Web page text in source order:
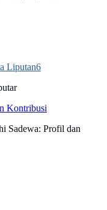
Liputan6
Kontribusi
Sadewa: Profil dan